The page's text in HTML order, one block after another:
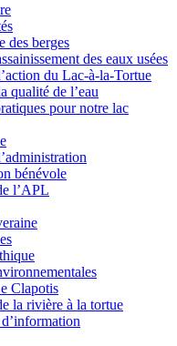
des berges
des eaux usées
du Lac-à-la-Tortue
qualité de l’eau
pour notre lac
bénévole
l’APL
Clapotis
la rivière à la tortue